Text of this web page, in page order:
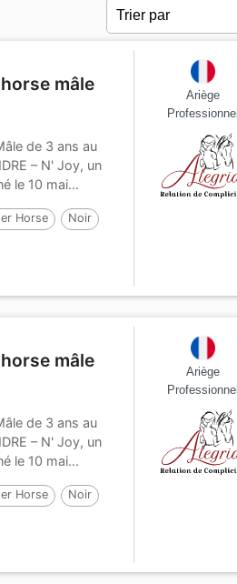
mâle
de 3 ans au
– N' Joy, un
le 10 mai...
Horse Noir
Ariège
Professionnel
mâle
de 3 ans au
– N' Joy, un
le 10 mai...
Horse Noir
Ariège
Professionnel